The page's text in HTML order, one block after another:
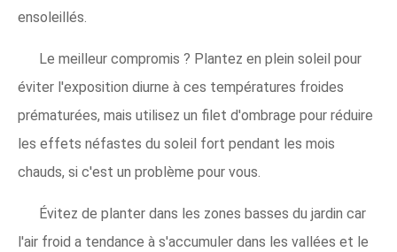
ensoleillés.
Le meilleur compromis ? Plantez en plein soleil pour
éviter l'exposition diurne à ces températures froides
prématurées, mais utilisez un filet d'ombrage pour réduire
les effets néfastes du soleil fort pendant les mois
chauds, si c'est un problème pour vous.
Évitez de planter dans les zones basses du jardin car
l'air froid a tendance à s'accumuler dans les vallées et le